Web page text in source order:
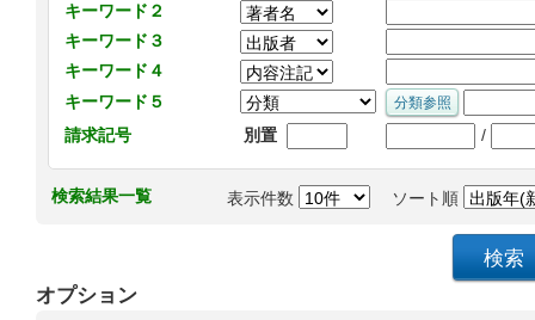
キーワード２
キーワード３
キーワード４
キーワード５
請求記号
別置 /
検索結果一覧 表示件数 ソート順
オプション